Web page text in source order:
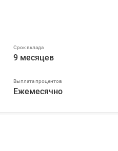
9 месяцев
Ежемесячно